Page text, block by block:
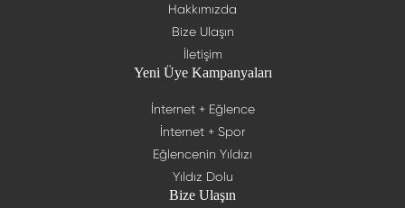
Hakkımızda
Bize Ulaşın
İletişim
Yeni Üye Kampanyaları
İnternet + Eğlence
İnternet + Spor
Eğlencenin Yıldızı
Yıldız Dolu
Bize Ulaşın